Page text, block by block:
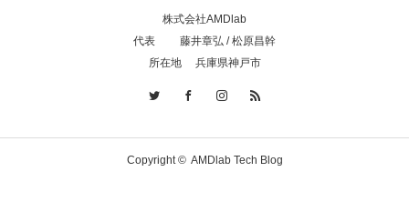
株式会社AMDlab
代表 藤井章弘 / 松原昌幹
所在地 兵庫県神戸市
Copyright © AMDlab Tech Blog